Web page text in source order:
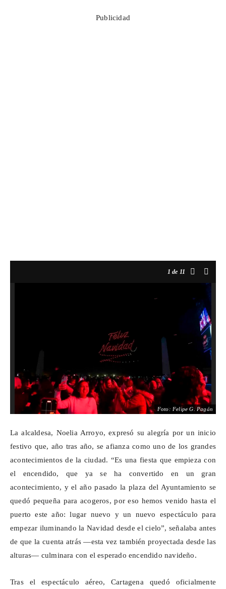
Publicidad
1 de 11
Foto: Felipe G. Pagán
La alcaldesa, Noelia Arroyo, expresó su alegría por un inicio
festivo que, año tras año, se afianza como uno de los grandes
acontecimientos de la ciudad. “Es una fiesta que empieza con
el encendido, que ya se ha convertido en un gran
acontecimiento, y el año pasado la plaza del Ayuntamiento se
quedó pequeña para acogeros, por eso hemos venido hasta el
puerto este año: lugar nuevo y un nuevo espectáculo para
empezar iluminando la Navidad desde el cielo”, señalaba antes
de que la cuenta atrás —esta vez también proyectada desde las
alturas— culminara con el esperado encendido navideño.
Tras el espectáculo aéreo, Cartagena quedó oficialmente